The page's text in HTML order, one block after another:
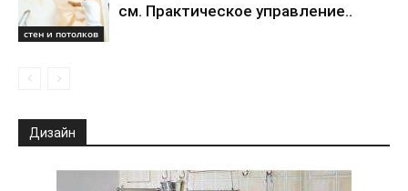
стен и потолков
см. Практическое управление..
Дизайн